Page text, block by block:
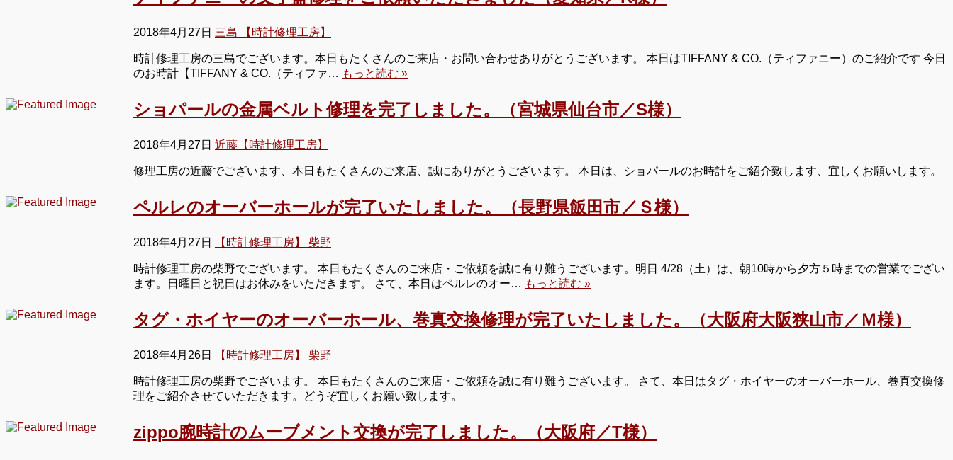
2018年4月27日 三島 【時計修理工房】
時計修理工房の三島でございます。本日もたくさんのご来店・お問い合わせありがとうございます。 本日はTIFFANY & CO.（ティファニー）のご紹介です 今日
のお時計【TIFFANY & CO.（ティファ… もっと読む »
ショパールの金属ベルト修理を完了しました。（宮城県仙台市／S様）
2018年4月27日 近藤【時計修理工房】
修理工房の近藤でございます、本日もたくさんのご来店、誠にありがとうございます。 本日は、ショパールのお時計をご紹介致します、宜しくお願いします。
ペルレのオーバーホールが完了いたしました。（長野県飯田市／Ｓ様）
2018年4月27日 【時計修理工房】 柴野
時計修理工房の柴野でございます。 本日もたくさんのご来店・ご依頼を誠に有り難うございます。明日 4/28（土）は、朝10時から夕方５時までの営業でござい
ます。日曜日と祝日はお休みをいただきます。 さて、本日はペルレのオー… もっと読む »
タグ・ホイヤーのオーバーホール、巻真交換修理が完了いたしました。（大阪府大阪狭山市／Ｍ様）
2018年4月26日 【時計修理工房】 柴野
時計修理工房の柴野でございます。 本日もたくさんのご来店・ご依頼を誠に有り難うございます。 さて、本日はタグ・ホイヤーのオーバーホール、巻真交換修
理をご紹介させていただきます。どうぞ宜しくお願い致します。
zippo腕時計のムーブメント交換が完了しました。（大阪府／T様）